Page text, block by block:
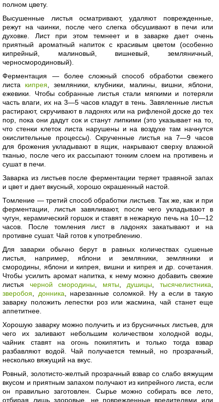
полном цвету.
Высушенные листья осматривают, удаляют поврежденные,
режут на чаинки, после чего слегка обсушивают в печи или
духовке. Лист при этом темнеет и в заварке дает очень
приятный ароматный напиток с красивым цветом (особенно
кипрейный, малиновый, вишневый, земляничный,
черносмородиновый).
Ферментация — более сложный способ обработки свежего
листа кипрея , земляники, клубники, малины, вишни, яблони,
ежевики. Чтобы собранные листья стали мягкими и потеряли
часть влаги, их на 3—5 часов кладут в тень. Завяленные листья
растирают, скручивают в ладонях или на рифленой доске до тех
пор, пока они дадут сок и станут липкими (это указывает на то,
что стенки клеток листа нарушены и на воздухе там начнутся
окислительные процессы). Скрученные листья на 7—9 часов
для брожения укладывают в ящик, накрывают сверху влажной
тканью, после чего их рассыпают тонким слоем на противень и
сушат в печи.
Заварка из листьев после ферментации теряет травяной запах
и цвет и дает вкусный, хорошо окрашенный настой.
Томление — третий способ обработки листьев. Так же, как и при
ферментации, листья завяливают, после чего укладывают в
чугун, керамический горшок и ставят в нежаркую печь на 10—12
часов. После томления лист в ладонях закатывают и на
противне сушат. Чай готов к употреблению.
Для заварки обычно берут в равных количествах сушеные
листья, например, яблони и земляники, земляники и
смородины, яблони и кипрея, вишни и кипрея и др. сочетания.
Чтобы усилить аромат напитка, к нему можно добавить свежие
листья черной смородины мяты, душицы тысячелистника
зверобоя
донника , нарезанные соломкой. Ну а если в такую
заварку положить лепестки роз или жасмина, чай станет еще
аппетитнее.
Хорошую заварку можно получить и из брусничных листьев, для
чего их заливают небольшим количеством холодной воды,
чайник ставят на огонь покипятить и только тогда взвар
разбавляют водой. Чай получается темный, но прозрачный,
несколько вяжущий на вкус.
Ровный, золотисто-желтый прозрачный взвар со слабо вяжущим
вкусом и приятным запахом получают из кипрейного листа, если
он правильно заготовлен. Сырье можно собирать все лето,
отбирая лишь здоровые, не поврежденные вредителями или